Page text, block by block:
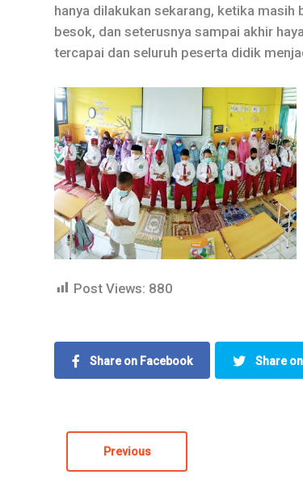
hanya dilakukan sekarang, ketika
besok, dan seterusnya sampai akhir
tercapai dan seluruh peserta didik
Post Views: 880
Share on Facebook Share
Previous